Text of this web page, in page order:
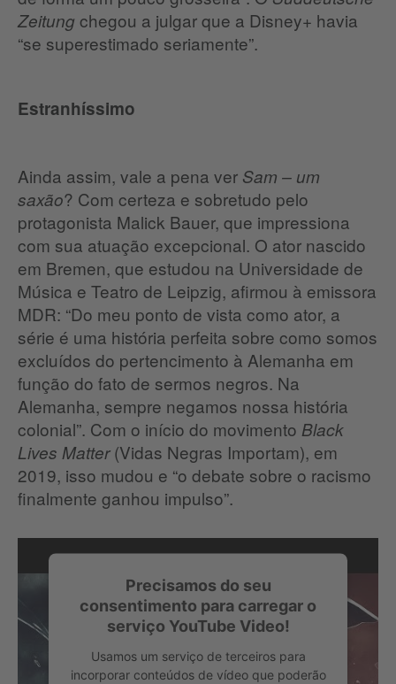
Zeitung chegou a julgar que a Disney+ havia
“se superestimado seriamente”.
Estranhíssimo
Ainda assim, vale a pena ver Sam – um
saxão? Com certeza e sobretudo pelo
protagonista Malick Bauer, que impressiona
com sua atuação excepcional. O ator nascido
em Bremen, que estudou na Universidade de
Música e Teatro de Leipzig, afirmou à emissora
MDR: “Do meu ponto de vista como ator, a
série é uma história perfeita sobre como somos
excluídos do pertencimento à Alemanha em
função do fato de sermos negros. Na
Alemanha, sempre negamos nossa história
colonial”. Com o início do movimento Black
Lives Matter(Vidas Negras Importam), em
2019, isso mudou e “o debate sobre o racismo
finalmente ganhou impulso”.
Precisamos do seu
consentimento para carregar o
serviço YouTube Video!
Usamos um serviço de terceiros para
incorporar conteúdos de vídeo que poderão